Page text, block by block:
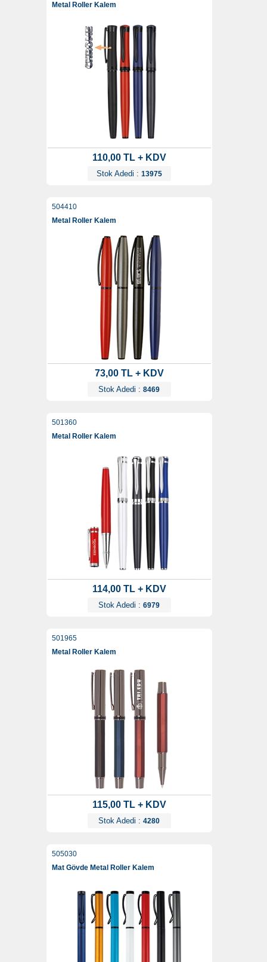
Metal Roller Kalem
110,00 TL + KDV
Stok Adedi : 13975
504410
Metal Roller Kalem
73,00 TL + KDV
Stok Adedi : 8469
501360
Metal Roller Kalem
114,00 TL + KDV
Stok Adedi : 6979
501965
Metal Roller Kalem
115,00 TL + KDV
Stok Adedi : 4280
505030
Mat Gövde Metal Roller Kalem